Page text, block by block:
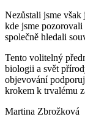
Nezůstali jsme však
kde jsme
společně hledali
Tento volitelný
biologii a svět
objevování
krokem k trvalému
Martina Zbrožková